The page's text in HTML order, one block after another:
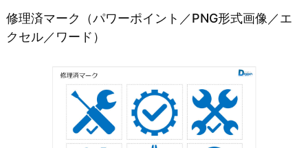
修理済マーク（パワーポイント／PNG形式画像／エ
クセル／ワード）